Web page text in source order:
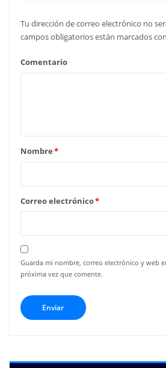
Tu dirección de correo electrónico no
campos obligatorios están marcados con
Comentario
Nombre*
Correo electrónico*
Guarda mi nombre, correo electrónico y web
próxima vez que comente.